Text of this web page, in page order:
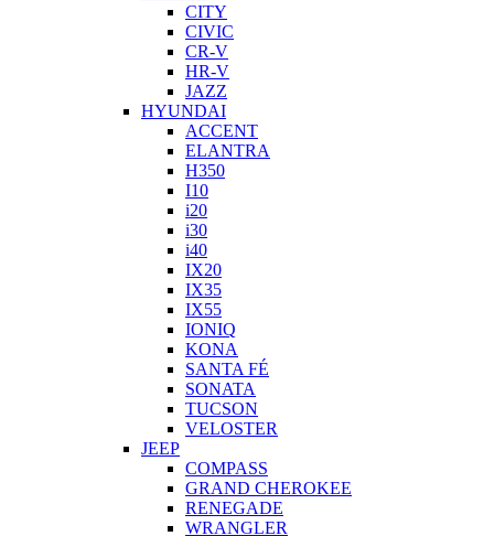
CITY
CIVIC
CR-V
HR-V
JAZZ
HYUNDAI
ACCENT
ELANTRA
H350
I10
i20
i30
i40
IX20
IX35
IX55
IONIQ
KONA
SANTA FÉ
SONATA
TUCSON
VELOSTER
JEEP
COMPASS
GRAND CHEROKEE
RENEGADE
WRANGLER